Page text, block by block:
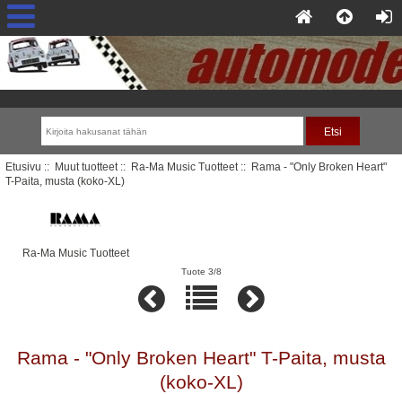
Etusivu :: Muut tuotteet:: Ra-Ma Music Tuotteet:: Rama - "Only Broken Heart"
T-Paita, musta (koko-XL)
Ra-Ma Music Tuotteet
Tuote 3/8
Rama - "Only Broken Heart" T-Paita, musta
(koko-XL)